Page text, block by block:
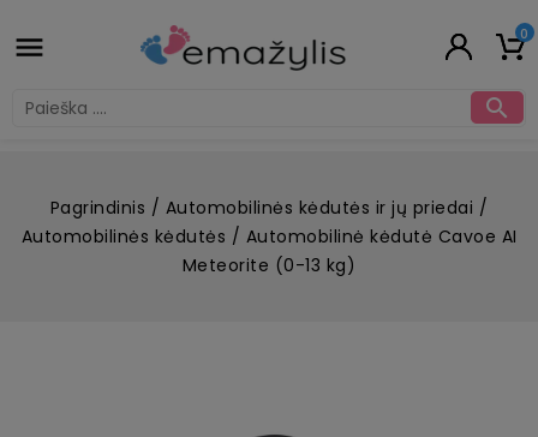
 0

Pagrindinis
Automobilinės kėdutės ir jų priedai
Automobilinės kėdutės
Automobilinė kėdutė Cavoe AI
Meteorite (0-13 kg)